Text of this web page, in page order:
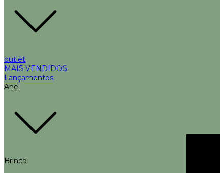
outlet
MAIS VENDIDOS
Lançamentos
Anel
Brinco